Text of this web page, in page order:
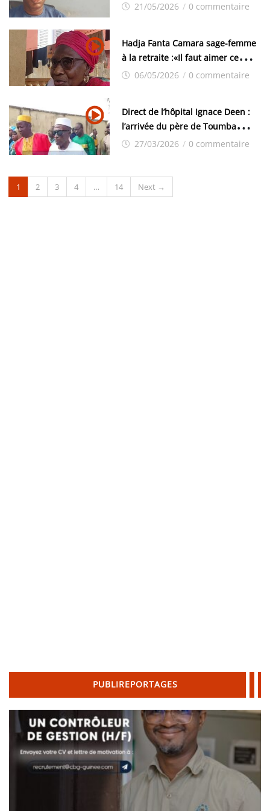
Matoto:« Il y en a qui disent que
21/05/2026 / 0 commentaire
Hadja Fanta Camara sage-femme
à la retraite :«Il faut aimer ce
métier»
06/05/2026 / 0 commentaire
Direct de l’hôpital Ignace Deen :
l’arrivée du père de Toumba
Diakité pour la levée du corps
27/03/2026 / 0 commentaire
1 2 3 4 … 14 Next →
PUBLIREPORTAGES